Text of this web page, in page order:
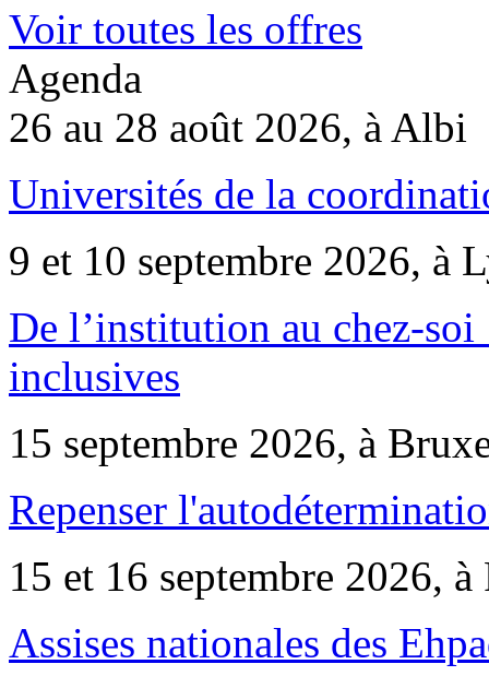
Voir toutes les offres
Agenda
26 au 28 août 2026, à Albi
Universités de la
9 et 10 septembre 2026, à
De l’institution au chez-
inclusives
15 septembre 2026, à
Repenser
15 et 16 septembre 2026, à
Assises nationales des